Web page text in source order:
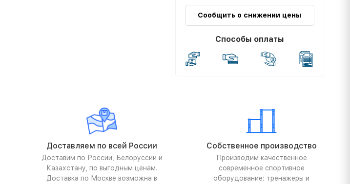
Сообщить о снижении цены
Способы оплаты
Доставляем по всей России
Доставим по России, Белоруссии и
Казахстану, по выгодным ценам.
Доставка по Москве возможна в
Собственное производство
Производим качественное
современное спортивное
оборудование: тренажеры и